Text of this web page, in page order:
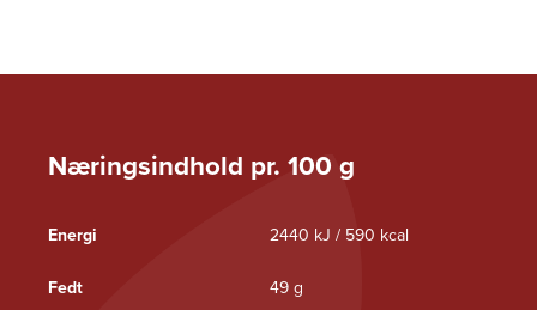
Næringsindhold pr. 100 g
Energi 2440 kJ / 590 kcal
Fedt 49 g